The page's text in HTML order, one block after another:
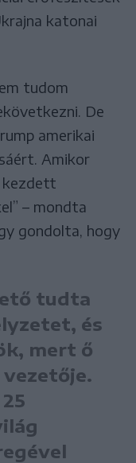
katonai
tudom
De
amerikai
Amikor
kezdett
– mondta
gondolta, hogy
tudta
és
mert ő